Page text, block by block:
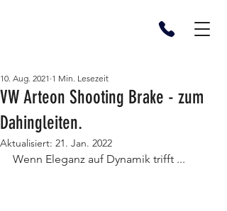
VW Arteon Shooting Brake - zum
Dahingleiten.
10. Aug. 2021 1 Min. Lesezeit
Aktualisiert: 21. Jan. 2022
Wenn Eleganz auf Dynamik trifft ...